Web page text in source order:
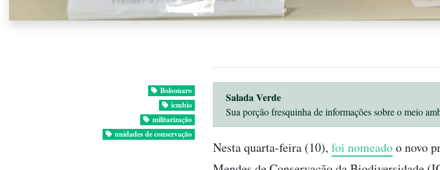
Bolsonaro
icmbio
militarização
unidades de conservação
Salada Verde
Sua porção fresquinha de informações sobre o meio
Nesta quarta-feira (10), foi nomeadoo novo